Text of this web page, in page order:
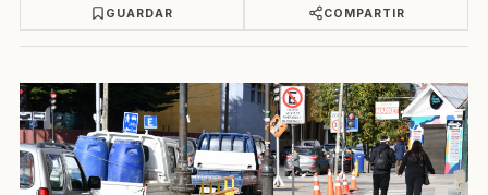
GUARDAR COMPARTIR